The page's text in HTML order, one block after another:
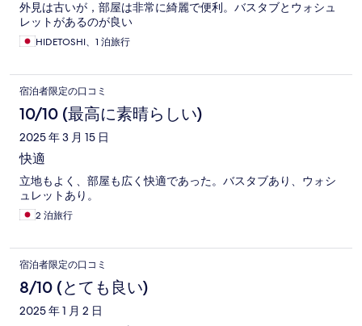
外見は古いが，部屋は非常に綺麗で便利。バスタブとウォシュ
レットがあるのが良い
HIDETOSHI、1 泊旅行
宿泊者限定の口コミ
10/10 (最高に素晴らしい)
2025 年 3 月 15 日
快適
立地もよく、部屋も広く快適であった。バスタブあり、ウォシ
ュレットあり。
2 泊旅行
宿泊者限定の口コミ
8/10 (とても良い)
2025 年 1 月 2 日